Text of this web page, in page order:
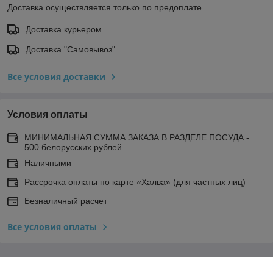
Доставка осуществляется только по предоплате.
Доставка курьером
Доставка "Самовывоз"
Все условия доставки
Условия оплаты
МИНИМАЛЬНАЯ СУММА ЗАКАЗА В РАЗДЕЛЕ ПОСУДА -
500 белорусских рублей.
Наличными
Рассрочка оплаты по карте «Халва» (для частных лиц)
Безналичный расчет
Все условия оплаты